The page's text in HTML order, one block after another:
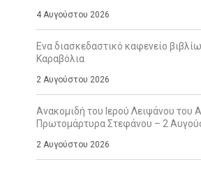
4 Αυγούστου 2026
Ενα διασκεδαστικό καφενείο
Καραβόλια
2 Αυγούστου 2026
Ανακομιδή του Ιερού Λειψάνου του
Πρωτομάρτυρα Στεφάνου – 2
2 Αυγούστου 2026